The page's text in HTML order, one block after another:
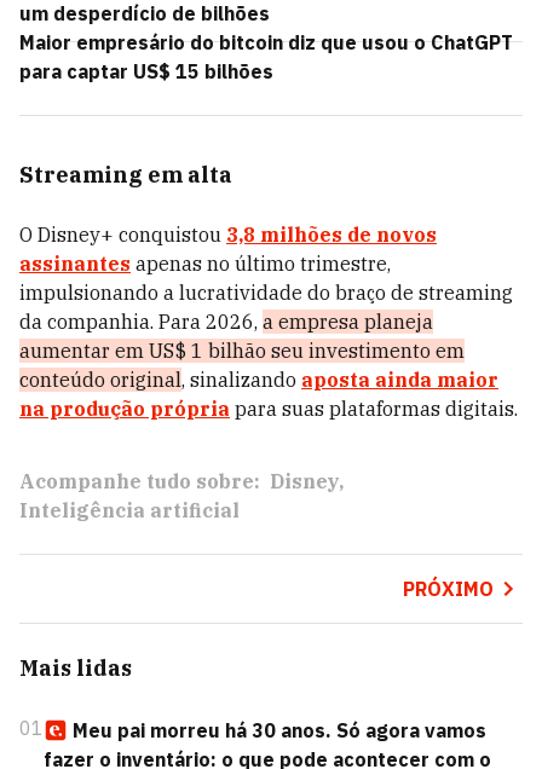
um desperdício de bilhões
Maior empresário do bitcoin diz que usou o ChatGPT
para captar US$ 15 bilhões
Streaming em alta
O Disney+ conquistou 3,8 milhões de novos
assinantes apenas no último trimestre,
impulsionando a lucratividade do braço de streaming
da companhia. Para 2026, a empresa planeja
aumentar em US$ 1 bilhão seu investimento em
conteúdo original, sinalizando aposta ainda maior
na produção própria para suas plataformas digitais.
Acompanhe tudo sobre: Disney
Inteligência artificial
PRÓXIMO
Mais lidas
01
Meu pai morreu há 30 anos. Só agora vamos
fazer o inventário: o que pode acontecer com o